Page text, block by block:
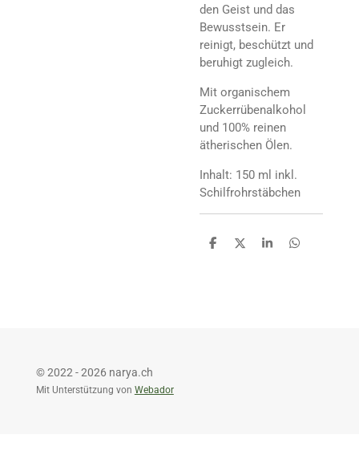
den Geist und das
Bewusstsein. Er
reinigt, beschützt und
beruhigt zugleich.
Mit organischem
Zuckerrübenalkohol
und 100% reinen
ätherischen Ölen.
Inhalt: 150 ml inkl.
Schilfrohrstäbchen
T
T
T
T
© 2022 - 2026 narya.ch
Mit Unterstützung von Webador